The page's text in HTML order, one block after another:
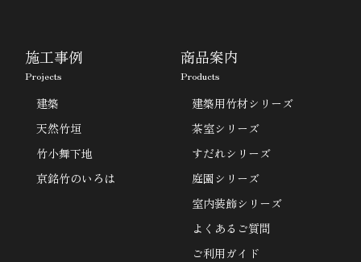
施工事例
Projects
建築
天然竹垣
竹小舞下地
京銘竹のいろは
商品案内
Products
建築用竹材シリーズ
茶室シリーズ
すだれシリーズ
庭園シリーズ
室内装飾シリーズ
よくあるご質問
ご利用ガイド